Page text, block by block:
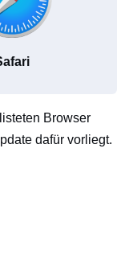
Browser
dafür vorliegt.